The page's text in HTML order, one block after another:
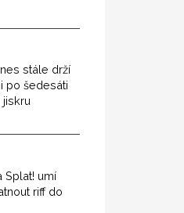
stále drží
po šedesáti
Splat! umí
riff do